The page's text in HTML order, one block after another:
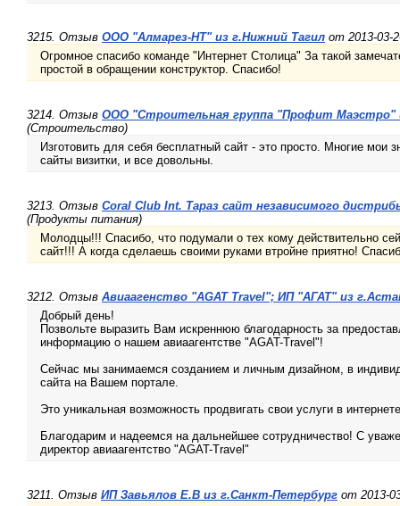
3215. Отзыв ООО "Алмарез-НТ" из г.Нижний Тагил от 2013-03-
Огромное спасибо команде "Интернет Столица" За такой
простой в обращении конструктор. Спасибо!
3214. Отзыв ООО "Строительная группа "Профит Маэстро"
(Строительство)
Изготовить для себя бесплатный сайт - это просто. Многие мои
сайты визитки, и все довольны.
3213. Отзыв Coral Club Int. Тараз сайт независимого
(Продукты питания)
Молодцы!!! Спасибо, что подумали о тех кому действительно
сайт!!! А когда сделаешь своими руками втройне приятно!
3212. Отзыв Авиаагенство "AGAT Travel"; ИП "АГАТ" из
Добрый день!
Позвольте выразить Вам искреннюю благодарность за
информацию о нашем авиаагентстве "AGAT-Travel"!
Сейчас мы занимаемся созданием и личным дизайном, в
сайта на Вашем портале.
Это уникальная возможность продвигать свои услуги в
Благодарим и надеемся на дальнейшее сотрудничество! С
директор авиаагентство "AGAT-Travel"
3211. Отзыв ИП Завьялов Е.В из г.Санкт-Петербург от 2013-